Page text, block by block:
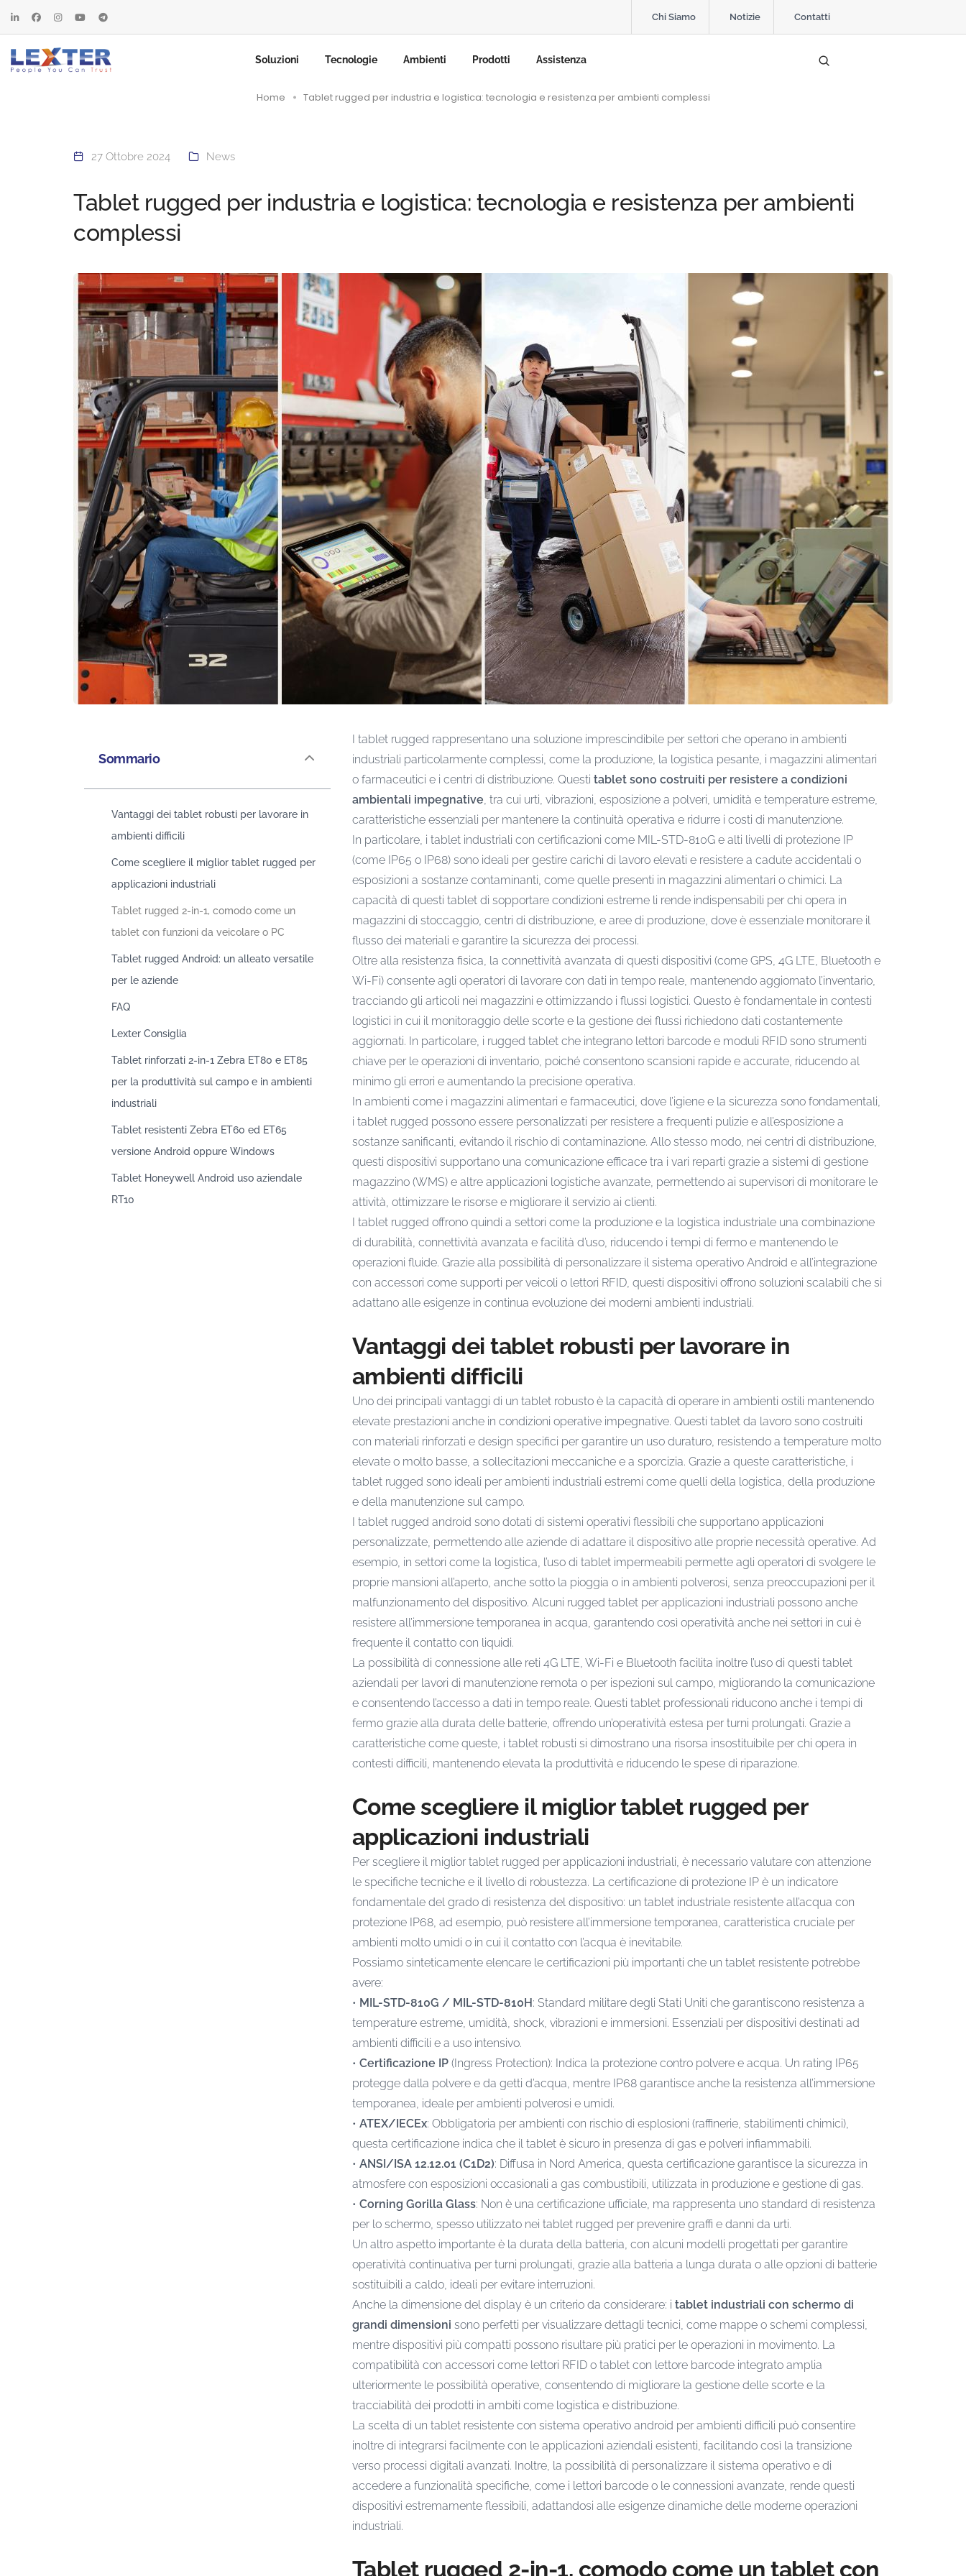
Chi Siamo Notizie Contatti
Soluzioni Tecnologie Ambienti Prodotti Assistenza
Home Tablet rugged per industria e logistica: tecnologia e resistenza per ambienti complessi
27 Ottobre 2024 News
Tablet rugged per industria e logistica: tecnologia e resistenza per ambienti
complessi
Sommario
Vantaggi dei tablet robusti per lavorare in
ambienti difficili
Come scegliere il miglior tablet rugged per
applicazioni industriali
Tablet rugged 2-in-1, comodo come un
tablet con funzioni da veicolare o PC
Tablet rugged Android: un alleato versatile
per le aziende
FAQ
Lexter Consiglia
Tablet rinforzati 2-in-1 Zebra ET80 e ET85
per la produttività sul campo e in ambienti
industriali
Tablet resistenti Zebra ET60 ed ET65
versione Android oppure Windows
Tablet Honeywell Android uso aziendale
RT10
I tablet rugged rappresentano una soluzione imprescindibile per settori che operano in ambienti
industriali particolarmente complessi, come la produzione, la logistica pesante, i magazzini alimentari
o farmaceutici e i centri di distribuzione. Questi tablet sono costruiti per resistere a condizioni
ambientali impegnative , tra cui urti, vibrazioni, esposizione a polveri, umidità e temperature estreme,
caratteristiche essenziali per mantenere la continuità operativa e ridurre i costi di manutenzione.
In particolare, i tablet industriali con certificazioni come MIL-STD-810G e alti livelli di protezione IP
(come IP65 o IP68) sono ideali per gestire carichi di lavoro elevati e resistere a cadute accidentali o
esposizioni a sostanze contaminanti, come quelle presenti in magazzini alimentari o chimici. La
capacità di questi tablet di sopportare condizioni estreme li rende indispensabili per chi opera in
magazzini di stoccaggio, centri di distribuzione, e aree di produzione, dove è essenziale monitorare il
flusso dei materiali e garantire la sicurezza dei processi.
Oltre alla resistenza fisica, la connettività avanzata di questi dispositivi (come GPS, 4G LTE, Bluetooth e
Wi-Fi) consente agli operatori di lavorare con dati in tempo reale, mantenendo aggiornato l’inventario,
tracciando gli articoli nei magazzini e ottimizzando i flussi logistici. Questo è fondamentale in contesti
logistici in cui il monitoraggio delle scorte e la gestione dei flussi richiedono dati costantemente
aggiornati. In particolare, i rugged tablet che integrano lettori barcode e moduli RFID sono strumenti
chiave per le operazioni di inventario, poiché consentono scansioni rapide e accurate, riducendo al
minimo gli errori e aumentando la precisione operativa.
In ambienti come i magazzini alimentari e farmaceutici, dove l’igiene e la sicurezza sono fondamentali,
i tablet rugged possono essere personalizzati per resistere a frequenti pulizie e all’esposizione a
sostanze sanificanti, evitando il rischio di contaminazione. Allo stesso modo, nei centri di distribuzione,
questi dispositivi supportano una comunicazione efficace tra i vari reparti grazie a sistemi di gestione
magazzino (WMS) e altre applicazioni logistiche avanzate, permettendo ai supervisori di monitorare le
attività, ottimizzare le risorse e migliorare il servizio ai clienti.
I tablet rugged offrono quindi a settori come la produzione e la logistica industriale una combinazione
di durabilità, connettività avanzata e facilità d’uso, riducendo i tempi di fermo e mantenendo le
operazioni fluide. Grazie alla possibilità di personalizzare il sistema operativo Android e all’integrazione
con accessori come supporti per veicoli o lettori RFID, questi dispositivi offrono soluzioni scalabili che si
adattano alle esigenze in continua evoluzione dei moderni ambienti industriali.
Vantaggi dei tablet robusti per lavorare in
ambienti difficili
Uno dei principali vantaggi di un tablet robusto è la capacità di operare in ambienti ostili mantenendo
elevate prestazioni anche in condizioni operative impegnative. Questi tablet da lavoro sono costruiti
con materiali rinforzati e design specifici per garantire un uso duraturo, resistendo a temperature molto
elevate o molto basse, a sollecitazioni meccaniche e a sporcizia. Grazie a queste caratteristiche, i
tablet rugged sono ideali per ambienti industriali estremi come quelli della logistica, della produzione
e della manutenzione sul campo.
I tablet rugged android sono dotati di sistemi operativi flessibili che supportano applicazioni
personalizzate, permettendo alle aziende di adattare il dispositivo alle proprie necessità operative. Ad
esempio, in settori come la logistica, l’uso di tablet impermeabili permette agli operatori di svolgere le
proprie mansioni all’aperto, anche sotto la pioggia o in ambienti polverosi, senza preoccupazioni per il
malfunzionamento del dispositivo. Alcuni rugged tablet per applicazioni industriali possono anche
resistere all’immersione temporanea in acqua, garantendo così operatività anche nei settori in cui è
frequente il contatto con liquidi.
La possibilità di connessione alle reti 4G LTE, Wi-Fi e Bluetooth facilita inoltre l’uso di questi tablet
aziendali per lavori di manutenzione remota o per ispezioni sul campo, migliorando la comunicazione
e consentendo l’accesso a dati in tempo reale. Questi tablet professionali riducono anche i tempi di
fermo grazie alla durata delle batterie, offrendo un’operatività estesa per turni prolungati. Grazie a
caratteristiche come queste, i tablet robusti si dimostrano una risorsa insostituibile per chi opera in
contesti difficili, mantenendo elevata la produttività e riducendo le spese di riparazione.
Come scegliere il miglior tablet rugged per
applicazioni industriali
Per scegliere il miglior tablet rugged per applicazioni industriali, è necessario valutare con attenzione
le specifiche tecniche e il livello di robustezza. La certificazione di protezione IP è un indicatore
fondamentale del grado di resistenza del dispositivo: un tablet industriale resistente all’acqua con
protezione IP68, ad esempio, può resistere all’immersione temporanea, caratteristica cruciale per
ambienti molto umidi o in cui il contatto con l’acqua è inevitabile.
Possiamo sinteticamente elencare le certificazioni più importanti che un tablet resistente potrebbe
avere:
• MIL-STD-810G / MIL-STD-810H: Standard militare degli Stati Uniti che garantiscono resistenza a
temperature estreme, umidità, shock, vibrazioni e immersioni. Essenziali per dispositivi destinati ad
ambienti difficili e a uso intensivo.
• Certificazione IP(Ingress Protection): Indica la protezione contro polvere e acqua. Un rating IP65
protegge dalla polvere e da getti d’acqua, mentre IP68 garantisce anche la resistenza all’immersione
temporanea, ideale per ambienti polverosi e umidi.
• ATEX/IECEx: Obbligatoria per ambienti con rischio di esplosioni (raffinerie, stabilimenti chimici),
questa certificazione indica che il tablet è sicuro in presenza di gas e polveri infiammabili.
• ANSI/ISA 12.12.01 (C1D2): Diffusa in Nord America, questa certificazione garantisce la sicurezza in
atmosfere con esposizioni occasionali a gas combustibili, utilizzata in produzione e gestione di gas.
• Corning Gorilla Glass: Non è una certificazione ufficiale, ma rappresenta uno standard di resistenza
per lo schermo, spesso utilizzato nei tablet rugged per prevenire graffi e danni da urti.
Un altro aspetto importante è la durata della batteria, con alcuni modelli progettati per garantire
operatività continuativa per turni prolungati, grazie alla batteria a lunga durata o alle opzioni di batterie
sostituibili a caldo, ideali per evitare interruzioni.
Anche la dimensione del display è un criterio da considerare: i tablet industriali con schermo di
grandi dimensioni sono perfetti per visualizzare dettagli tecnici, come mappe o schemi complessi,
mentre dispositivi più compatti possono risultare più pratici per le operazioni in movimento. La
compatibilità con accessori come lettori RFID o tablet con lettore barcode integrato amplia
ulteriormente le possibilità operative, consentendo di migliorare la gestione delle scorte e la
tracciabilità dei prodotti in ambiti come logistica e distribuzione.
La scelta di un tablet resistente con sistema operativo android per ambienti difficili può consentire
inoltre di integrarsi facilmente con le applicazioni aziendali esistenti, facilitando così la transizione
verso processi digitali avanzati. Inoltre, la possibilità di personalizzare il sistema operativo e di
accedere a funzionalità specifiche, come i lettori barcode o le connessioni avanzate, rende questi
dispositivi estremamente flessibili, adattandosi alle esigenze dinamiche delle moderne operazioni
industriali.
Tablet rugged 2-in-1, comodo come un tablet con